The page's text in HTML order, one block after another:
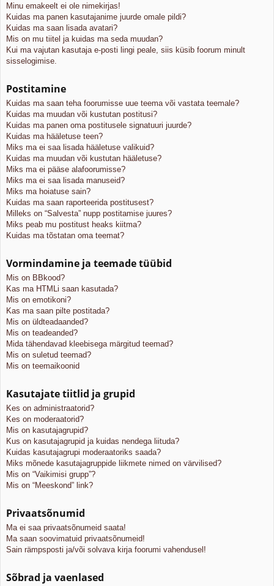
Minu emakeelt ei ole nimekirjas!
Kuidas ma panen kasutajanime juurde omale pildi?
Kuidas ma saan lisada avatari?
Mis on mu tiitel ja kuidas ma seda muudan?
Kui ma vajutan kasutaja e-posti lingi peale, siis küsib foorum minult
sisselogimise.
Postitamine
Kuidas ma saan teha foorumisse uue teema või vastata teemale?
Kuidas ma muudan või kustutan postitusi?
Kuidas ma panen oma postitusele signatuuri juurde?
Kuidas ma hääletuse teen?
Miks ma ei saa lisada hääletuse valikuid?
Kuidas ma muudan või kustutan hääletuse?
Miks ma ei pääse alafoorumisse?
Miks ma ei saa lisada manuseid?
Miks ma hoiatuse sain?
Kuidas ma saan raporteerida postitusest?
Milleks on “Salvesta” nupp postitamise juures?
Miks peab mu postitust heaks kiitma?
Kuidas ma tõstatan oma teemat?
Vormindamine ja teemade tüübid
Mis on BBkood?
Kas ma HTMLi saan kasutada?
Mis on emotikoni?
Kas ma saan pilte postitada?
Mis on üldteadaanded?
Mis on teadeanded?
Mida tähendavad kleebisega märgitud teemad?
Mis on suletud teemad?
Mis on teemaikoonid
Kasutajate tiitlid ja grupid
Kes on administraatorid?
Kes on moderaatorid?
Mis on kasutajagrupid?
Kus on kasutajagrupid ja kuidas nendega liituda?
Kuidas kasutajagrupi moderaatoriks saada?
Miks mõnede kasutajagruppide liikmete nimed on värvilised?
Mis on “Vaikimisi grupp”?
Mis on “Meeskond” link?
Privaatsõnumid
Ma ei saa privaatsõnumeid saata!
Ma saan soovimatuid privaatsõnumeid!
Sain rämpsposti ja/või solvava kirja foorumi vahendusel!
Sõbrad ja vaenlased